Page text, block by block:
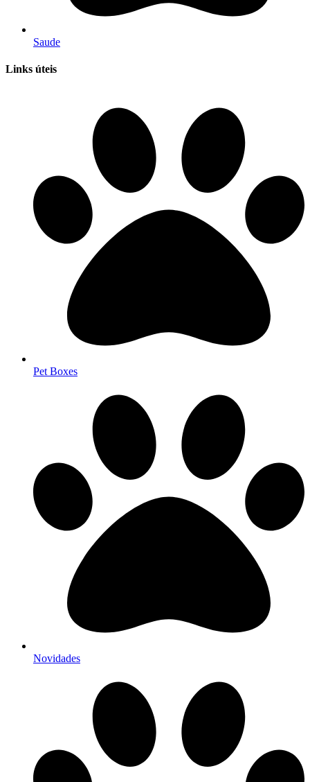
Saude
Links úteis
Pet Boxes
Novidades